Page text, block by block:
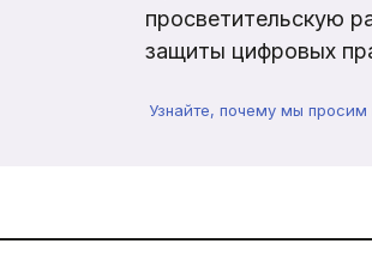
просветительскую
защиты цифровых
Узнайте, почему мы